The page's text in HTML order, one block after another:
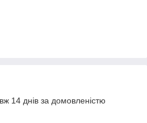
14 днів за домовленістю